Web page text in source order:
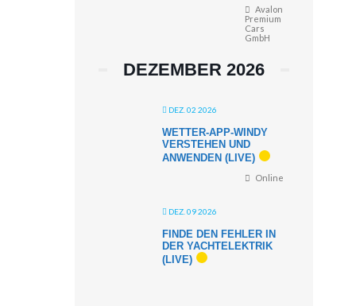
Avalon
Premium
Cars
GmbH
DEZEMBER 2026
DEZ. 02 2026
WETTER-APP-WINDY
VERSTEHEN UND
ANWENDEN (LIVE)
Online
DEZ. 09 2026
FINDE DEN FEHLER IN
DER YACHTELEKTRIK
(LIVE)